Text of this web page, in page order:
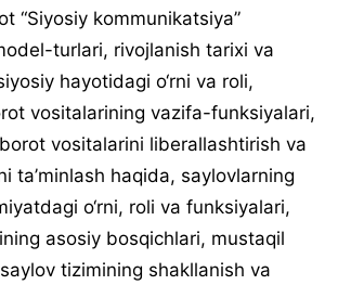
“Siyosiy kommunikatsiya”
turlari, rivojlanish tarixi va
hayotidagi o‘rni va roli,
vositalarining vazifa-funksiyalari,
vositalarini liberallashtirish va
ta’minlash haqida, saylovlarning
o‘rni, roli va funksiyalari,
asosiy bosqichlari, mustaqil
tizimining shakllanish va